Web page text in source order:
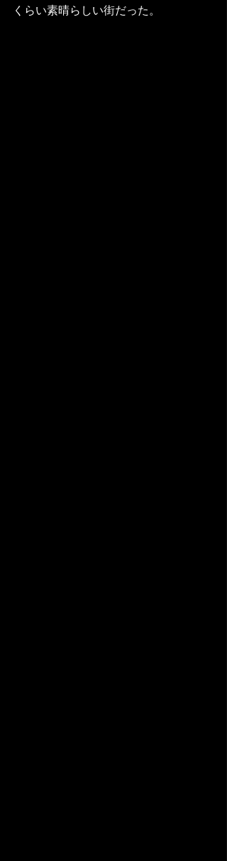
くらい素晴らしい街だった。